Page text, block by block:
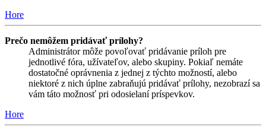
Hore
Prečo nemôžem pridávať prílohy?
Administrátor môže povoľovať pridávanie príloh pre
jednotlivé fóra, užívateľov, alebo skupiny. Pokiaľ nemáte
dostatočné oprávnenia z jednej z týchto možností, alebo
niektoré z nich úplne zabraňujú pridávať prílohy, nezobrazí sa
vám táto možnosť pri odosielaní príspevkov.
Hore